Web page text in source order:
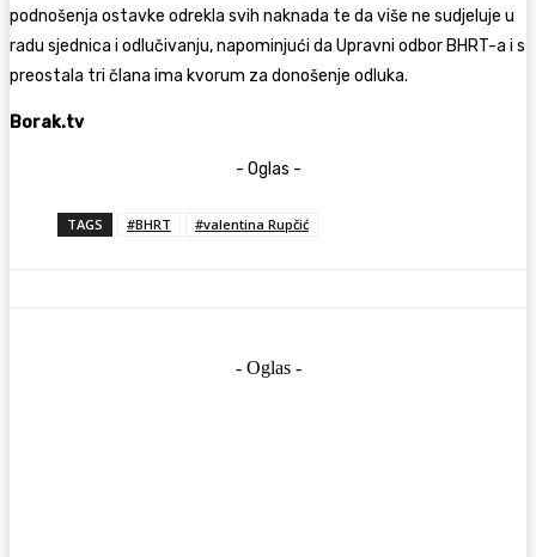
podnošenja ostavke odrekla svih naknada te da više ne sudjeluje u
radu sjednica i odlučivanju, napominjući da Upravni odbor BHRT-a i s
preostala tri člana ima kvorum za donošenje odluka.
Borak.tv
- Oglas -
TAGS #BHRT #valentina Rupčić
- Oglas -